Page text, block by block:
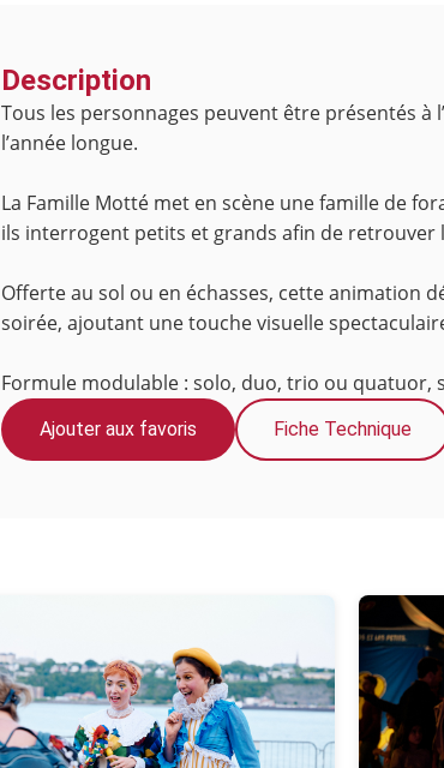
Description
Tous les personnages peuvent être présentés à
l’année longue.
La Famille Motté met en scène une famille de
ils interrogent petits et grands afin de retrouver
Offerte au sol ou en échasses, cette animation
soirée, ajoutant une touche visuelle
Formule modulable : solo, duo, trio ou quatuor,
Ajouter aux favoris Fiche Technique